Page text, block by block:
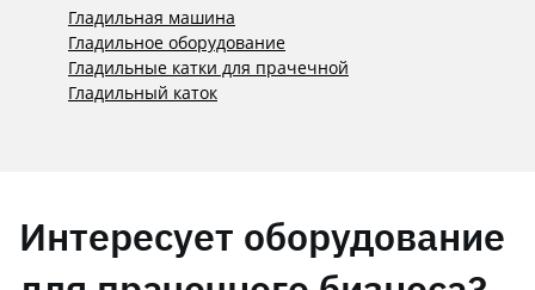
Гладильная машина
Гладильное оборудование
Гладильные катки для прачечной
Гладильный каток
Интересует оборудование